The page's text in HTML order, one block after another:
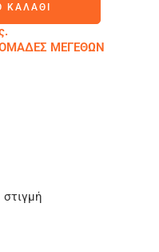
ΚΑΛΆΘΙ
ΜΕΓΕΘΩΝ